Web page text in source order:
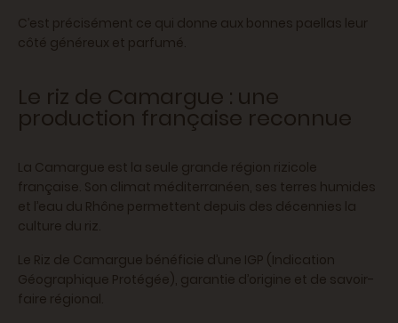
C’est précisément ce qui donne aux bonnes paellas leur
côté généreux et parfumé.
Le riz de Camargue : une
production française reconnue
La Camargue est la seule grande région rizicole
française. Son climat méditerranéen, ses terres humides
et l’eau du Rhône permettent depuis des décennies la
culture du riz.
Le Riz de Camargue bénéficie d’une IGP (Indication
Géographique Protégée), garantie d’origine et de savoir-
faire régional.